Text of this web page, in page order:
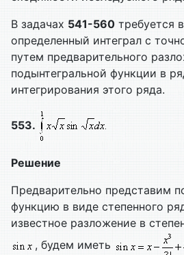
В задачах 541-560 требуется
определенный интеграл с
путем предварительного
подынтегральной функции в
интегрирования этого ряда.
553.
Решение
Предварительно представим
функцию в виде степенного
известное разложение в
, будем иметь